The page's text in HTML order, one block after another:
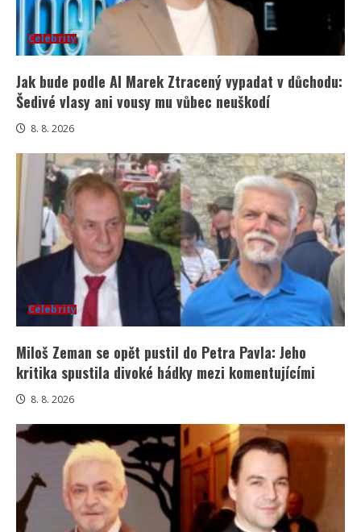
Celebrity
Jak bude podle AI Marek Ztracený vypadat v důchodu:
Šedivé vlasy ani vousy mu vůbec neuškodí
8. 8. 2026
Celebrity
Miloš Zeman se opět pustil do Petra Pavla: Jeho
kritika spustila divoké hádky mezi komentujícími
8. 8. 2026